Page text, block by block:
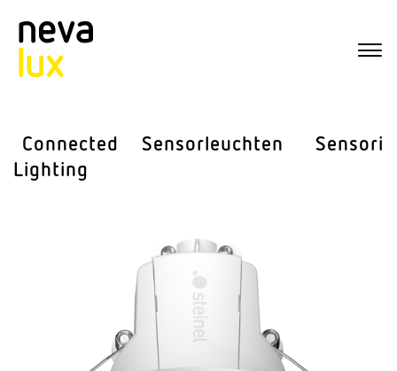
Connected
Lighting
Sensor­leuchten Sensorik